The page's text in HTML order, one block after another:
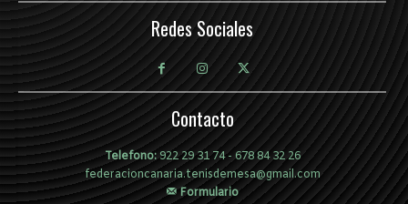
Redes Sociales
Contacto
Telefono:922 29 31 74-678 84 32 26
federacioncanaria.tenisdemesa@gmail.com
Formulario